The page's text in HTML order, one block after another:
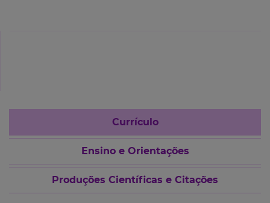
Currículo
Ensino e Orientações
Produções Científicas e Citações